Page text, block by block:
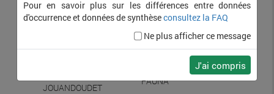
FAUNA
FAUNA
Indépendant (Alix
JOUANDOUDET
FAUNA
Indépendant (Frank
Pour en savoir plus sur les différences entre données
d'occurrence et données de synthèseconsultez la FAQ
Ne plus afficher ce message
J'ai compris